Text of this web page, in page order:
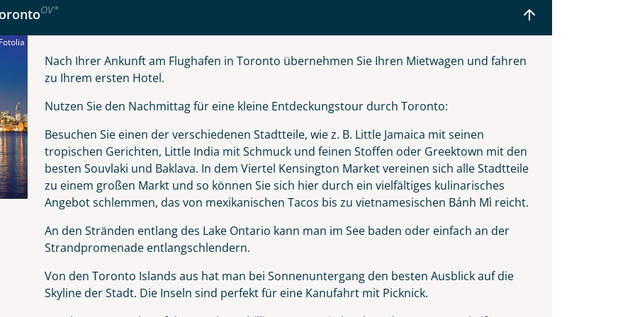
Instagram
wählen
OV*
Nach Ihrer Ankunft am Flughafen in Toronto übernehmen Sie Ihren Mietwagen und fahren
zu Ihrem ersten Hotel.
Nutzen Sie den Nachmittag für eine kleine Entdeckungstour durch Toronto:
Besuchen Sie einen der verschiedenen Stadtteile, wie z. B. Little Jamaica mit seinen
tropischen Gerichten, Little India mit Schmuck und feinen Stoffen oder Greektown mit den
besten Souvlaki und Baklava. In dem Viertel Kensington Market vereinen sich alle Stadtteile
zu einem großen Markt und so können Sie sich hier durch ein vielfältiges kulinarisches
Angebot schlemmen, das von mexikanischen Tacos bis zu vietnamesischen Bánh Mì reicht.
An den Stränden entlang des Lake Ontario kann man im See baden oder einfach an der
Strandpromenade entlangschlendern.
Von den Toronto Islands aus hat man bei Sonnenuntergang den besten Ausblick auf die
Skyline der Stadt. Die Inseln sind perfekt für eine Kanufahrt mit Picknick.
Anzahl Kinder Alter